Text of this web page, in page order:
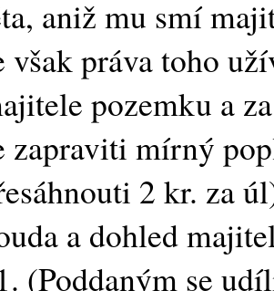
aniž mu smí
však práva toho
pozemku a
zapraviti mírný
2 kr. za
a dohled
(Poddaným se